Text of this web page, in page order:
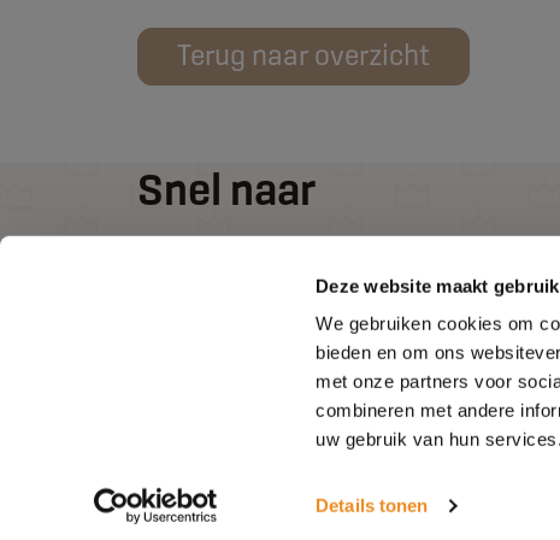
Deze website maakt
We gebruiken cookies om
bieden en om ons
met onze partners voor
combineren met andere
uw gebruik van hun services.
Details tonen
Terug naar overzicht
Snel naar